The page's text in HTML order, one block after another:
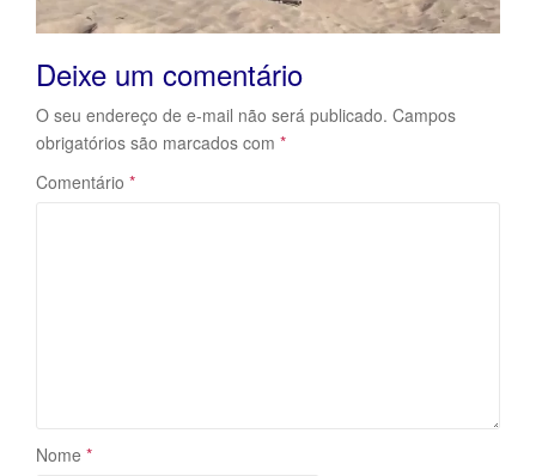
Deixe um comentário
O seu endereço de e-mail não será publicado. Campos
obrigatórios são marcados com *
Comentário *
Nome *